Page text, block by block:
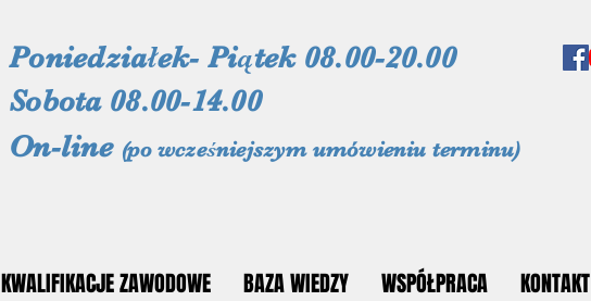
Poniedziałek- Piątek 08.00-20.00
Sobota 08.00-14.00
On-line (po wcześniejszym umówieniu terminu)
KWALIFIKACJE ZAWODOWE BAZA WIEDZY WSPÓŁPRACA KONTAKT